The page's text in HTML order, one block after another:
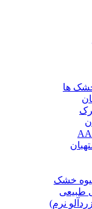
ها
خشک
طبیعی
نرم)